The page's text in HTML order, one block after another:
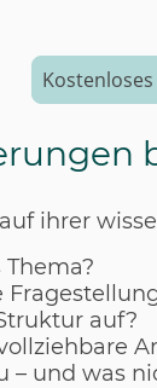
ihrer
auf?
– und was